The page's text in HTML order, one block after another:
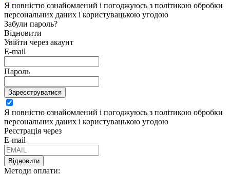
Я повністю ознайомлений і погоджуюсь з політикою обробки
персональних даних і користувацькою угодою
Забули пароль?
Відновити
Увійти через акаунт
E-mail
Пароль
Зареєструватися
Я повністю ознайомлений і погоджуюсь з політикою обробки
персональних даних і користувацькою угодою
Реєстрація через
E-mail
Відновити
Методи оплати: